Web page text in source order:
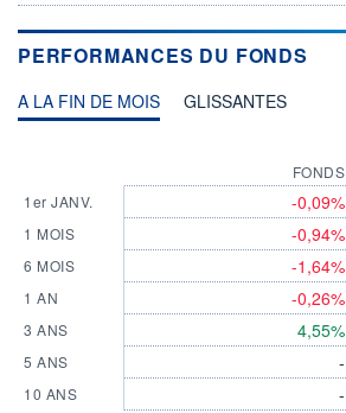
PERFORMANCES DU FONDS
A LA FIN DE MOIS GLISSANTES
1er JANV.
1 MOIS
6 MOIS
1 AN
3 ANS
5 ANS
10 ANS
FONDS
-0,09%
-0,94%
-1,64%
-0,26%
4,55%
-
-